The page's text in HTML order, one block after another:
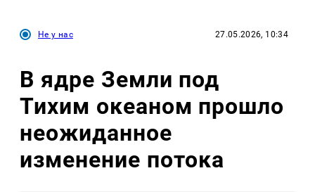
Не у нас 27.05.2026, 10:34
В ядре Земли под
Тихим океаном прошло
неожиданное
изменение потока